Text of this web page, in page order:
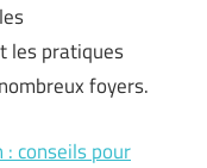
les pratiques
foyers.
conseils pour